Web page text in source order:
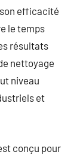
efficacité
le temps
résultats
nettoyage
niveau
et
conçu pour